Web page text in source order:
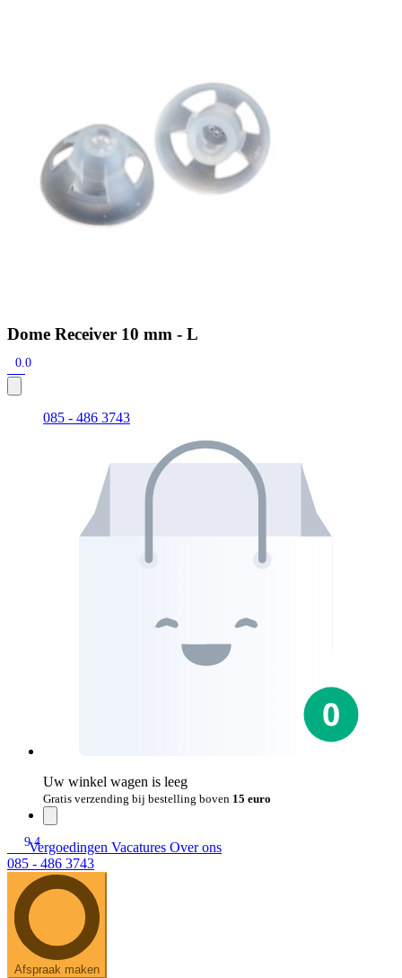
Signia Pure BCT IX
Audio Service R LI 7
Widex filters Filters Domes
Onderhoudsartikelen
Signia Active Mini IX - Oplaadbaar
De Signia Active Mini IX is het nieuwste hoortoestel van Signia.
Dome Receiver 10 mm - L
0.0
085 - 486 3743
Uw winkel wagen is leeg
Gratis verzending bij bestelling boven 15 euro
9.4
Vergoedingen Vacatures Over ons
085 - 486 3743
Afspraak maken